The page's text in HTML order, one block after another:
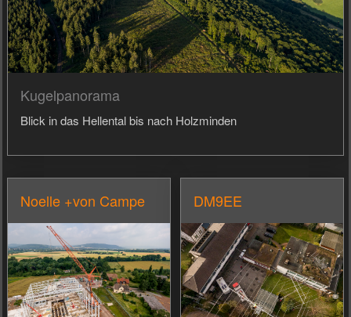
Kugelpanorama
Blick in das Hellental bis nach Holzminden
Noelle +von Campe DM9EE